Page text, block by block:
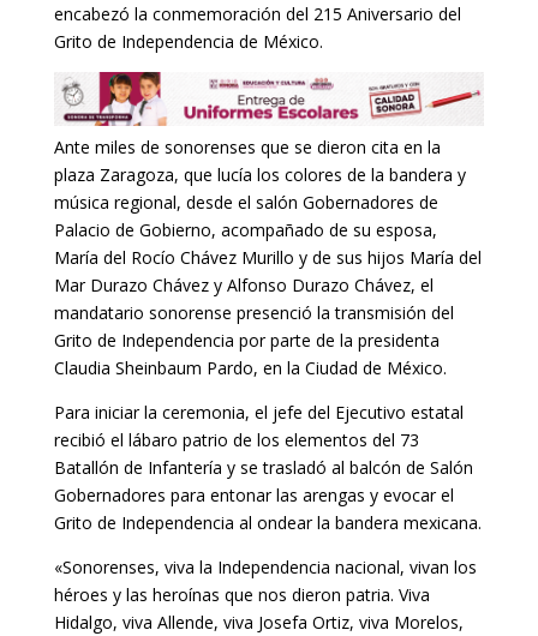
encabezó la conmemoración del 215 Aniversario del
Grito de Independencia de México.
Ante miles de sonorenses que se dieron cita en la
plaza Zaragoza, que lucía los colores de la bandera y
música regional, desde el salón Gobernadores de
Palacio de Gobierno, acompañado de su esposa,
María del Rocío Chávez Murillo y de sus hijos María del
Mar Durazo Chávez y Alfonso Durazo Chávez, el
mandatario sonorense presenció la transmisión del
Grito de Independencia por parte de la presidenta
Claudia Sheinbaum Pardo, en la Ciudad de México.
Para iniciar la ceremonia, el jefe del Ejecutivo estatal
recibió el lábaro patrio de los elementos del 73
Batallón de Infantería y se trasladó al balcón de Salón
Gobernadores para entonar las arengas y evocar el
Grito de Independencia al ondear la bandera mexicana.
«Sonorenses, viva la Independencia nacional, vivan los
héroes y las heroínas que nos dieron patria. Viva
Hidalgo, viva Allende, viva Josefa Ortiz, viva Morelos,